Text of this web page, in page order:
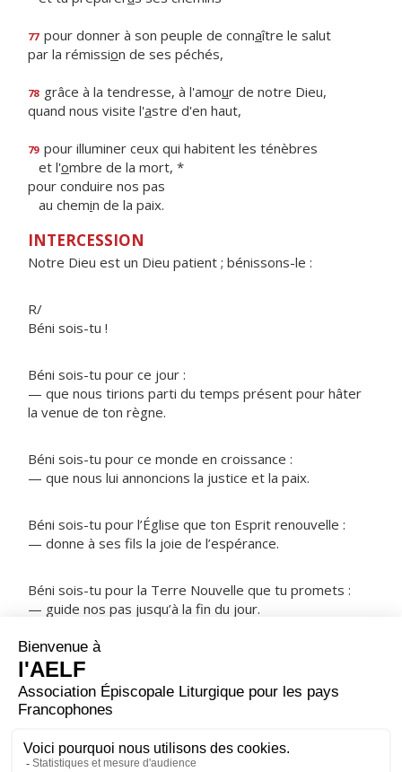
77 pour donner à son peuple de connaître le salut
par la rémission de ses péchés,
78 grâce à la tendresse, à l'amour de notre Dieu,
quand nous visite l'astre d'en haut,
79 pour illuminer ceux qui habitent les ténèbres
et l'ombre de la mort, *
pour conduire nos pas
au chemin de la paix.
INTERCESSION
Notre Dieu est un Dieu patient ; bénissons-le :
R/
Béni sois-tu !
Béni sois-tu pour ce jour :
— que nous tirions parti du temps présent pour hâter
la venue de ton règne.
Béni sois-tu pour ce monde en croissance :
— que nous lui annoncions la justice et la paix.
Béni sois-tu pour l’Église que ton Esprit renouvelle :
— donne à ses fils la joie de l’espérance.
Béni sois-tu pour la Terre Nouvelle que tu promets :
— guide nos pas jusqu’à la fin du jour.
NOTRE PÈRE
ORAISON
de tenir, dans ce monde, notre devoir de louange et de
service.